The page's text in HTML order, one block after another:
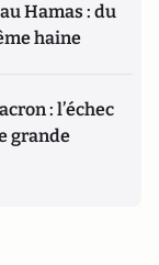
Hamas : du
haine
: l’échec
grande